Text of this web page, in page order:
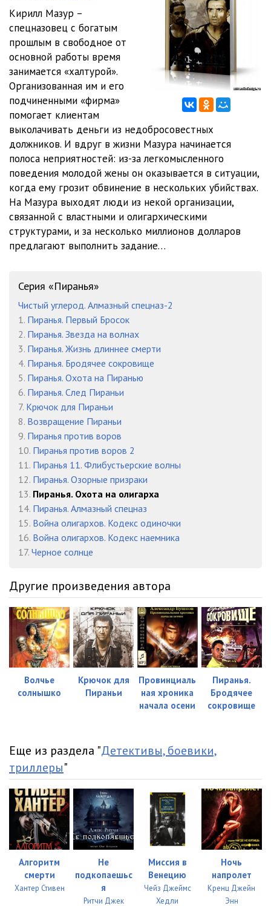
0008
0009
46:52
0011 33:14
0012
0014
0015 28:10
Кирилл Мазур –
спецназовец с богатым
прошлым в свободное от
основной работы время
занимается «халтурой».
Организованная им и его
подчиненными «фирма»
помогает клиентам
выколачивать деньги из недобросовестных
должников. И вдруг в жизни Мазура начинается
полоса неприятностей: из-за легкомысленного
поведения молодой жены он оказывается в ситуации,
когда ему грозит обвинение в нескольких убийствах.
На Мазура выходят люди из некой организации,
связанной с властными и олигархическими
структурами, и за несколько миллионов долларов
предлагают выполнить задание…
Серия «Пиранья»
Чистый углерод. Алмазный спецназ-2
1. Пиранья. Первый Бросок
2. Пиранья. Звезда на волнах
3. Пиранья. Жизнь длиннее смерти
4. Пиранья. Бродячее сокровище
5. Пиранья. Охота на Пиранью
6. Пиранья. След Пираньи
7. Крючок для Пираньи
8. Возвращение Пираньи
9. Пиранья против воров
10. Пиранья против воров 2
11. Пиранья 11. Флибустьерские волны
12. Пиранья. Озорные призраки
13. Пиранья. Охота на олигарха
14. Пиранья. Алмазный спецназ
15. Война олигархов. Кодекс одиночки
16. Война олигархов. Кодекс наемника
17. Черное солнце
Другие произведения автора
Волчье
солнышко
Крючок для
Пираньи
Провинциаль
ная хроника
начала осени
Пиранья.
Бродячее
сокровище
Еще из раздела "Детективы, боевики,
триллеры"
Алгоритм
смерти
Хантер Стивен
Не
подкопаешьс
я
Ритчи Джек
Миссия в
Венецию
Чейз Джеймс
Хедли
Ночь
напролет
Кренц Джейн
Энн